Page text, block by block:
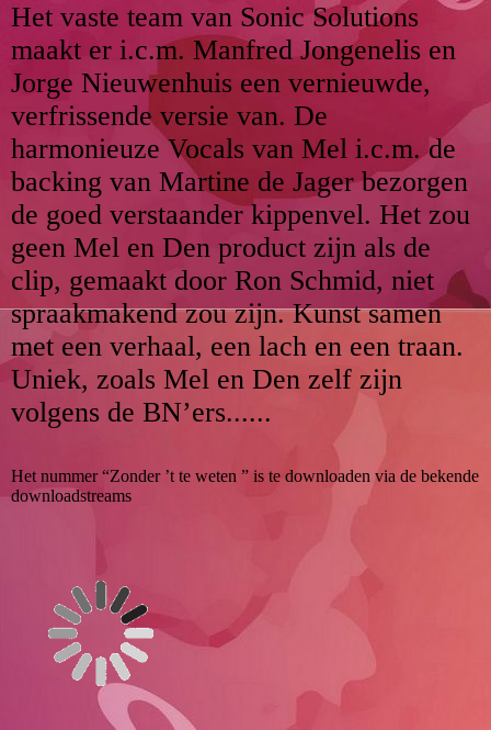
Het vaste team van Sonic Solutions
maakt er i.c.m. Manfred Jongenelis en
Jorge Nieuwenhuis een vernieuwde,
verfrissende versie van. De
harmonieuze Vocals van Mel i.c.m. de
backing van Martine de Jager bezorgen
de goed verstaander kippenvel. Het zou
geen Mel en Den product zijn als de
clip, gemaakt door Ron Schmid, niet
spraakmakend zou zijn. Kunst samen
met een verhaal, een lach en een traan.
Uniek, zoals Mel en Den zelf zijn
volgens de BN’ers......
Het nummer “Zonder ’t te weten ” is te downloaden via de bekende
downloadstreams